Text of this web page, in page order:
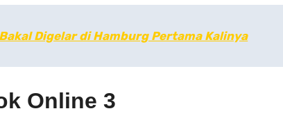
Digelar di Hamburg Pertama Kalinya
Online 3